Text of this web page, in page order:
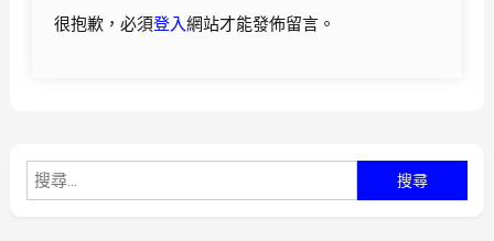
很抱歉，必須登入網站才能發佈留言。
尋